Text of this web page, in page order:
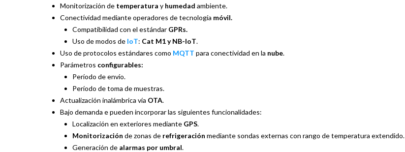
Monitorización de temperatura y humedad ambiente.
Conectividad mediante operadores de tecnología móvil.
Compatibilidad con el estándar GPRs.
Uso de modos de IoT: Cat M1 y NB-IoT.
Uso de protocolos estándares como MQTT para conectividad en la nube.
Parámetros configurables:
Período de envío.
Período de toma de muestras.
Actualización inalámbrica vía OTA.
Bajo demanda e pueden incorporar las siguientes funcionalidades:
Localización en exteriores mediante GPS.
Monitorización de zonas de refrigeración mediante sondas externas con rango de temperatura extendido.
Generación de alarmas por umbral.